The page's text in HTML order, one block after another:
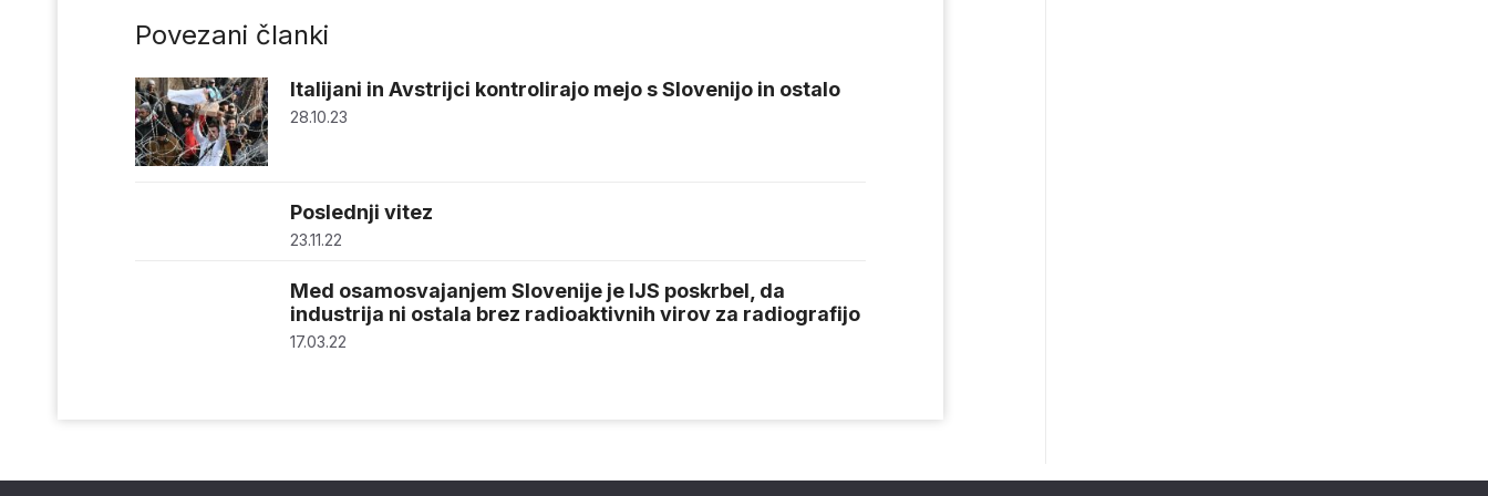
Povezani članki
Italijani in Avstrijci kontrolirajo mejo s Slovenijo in ostalo
28.10.23
Poslednji vitez
23.11.22
Med osamosvajanjem Slovenije je IJS poskrbel, da
industrija ni ostala brez radioaktivnih virov za radiografijo
17.03.22